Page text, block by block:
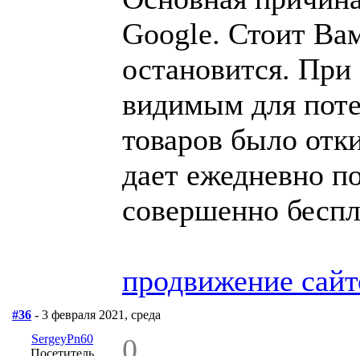
Google. Стоит
остановится.
видимым для
товаров было
дает ежедневно
совершенно
продвижение
#36 - 3 февраля 2021, среда
SergeyPn60
Посетитель